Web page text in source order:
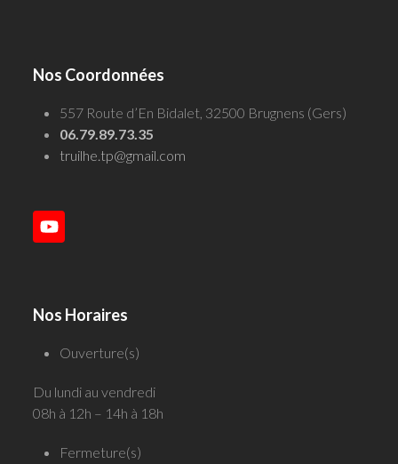
Nos Coordonnées
557 Route d’En Bidalet, 32500 Brugnens (Gers)
06.79.89.73.35
truilhe.tp@gmail.com
YouTube
Nos Horaires
Ouverture(s)
Du lundi au vendredi
08h à 12h – 14h à 18h
Fermeture(s)